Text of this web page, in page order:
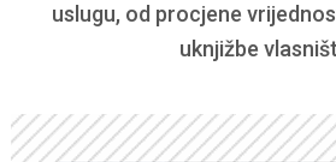
uslugu, od procjene
uknjižbe